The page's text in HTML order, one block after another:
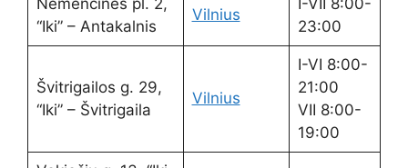
Nemenčinės pl. 2,
“Iki” – Antakalnis
Vilnius
I-VII 8:00-
23:00
Švitrigailos g. 29,
“Iki” – Švitrigaila
Vilnius
I-VI 8:00-
21:00
VII 8:00-
19:00